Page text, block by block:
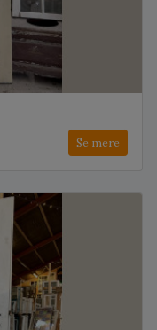
Se mere